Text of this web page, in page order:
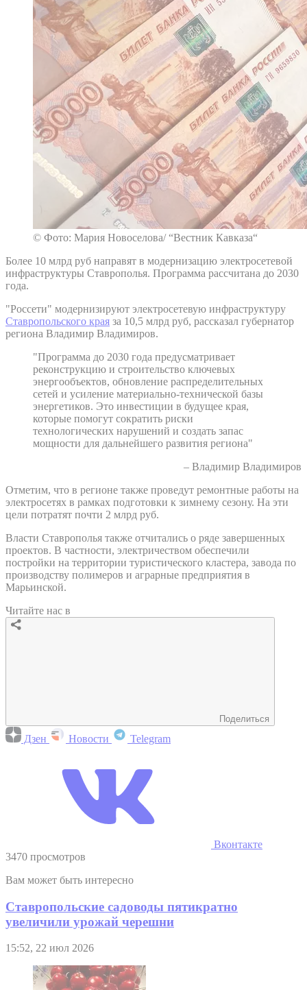
© Фото: Мария Новоселова/ “Вестник Кавказа“
Более 10 млрд руб направят в модернизацию электросетевой
инфраструктуры Ставрополья. Программа рассчитана до 2030
года.
"Россети" модернизируют электросетевую инфраструктуру
Ставропольского края за 10,5 млрд руб, рассказал губернатор
региона Владимир Владимиров.
"Программа до 2030 года предусматривает
реконструкцию и строительство ключевых
энергообъектов, обновление распределительных
сетей и усиление материально-технической базы
энергетиков. Это инвестиции в будущее края,
которые помогут сократить риски
технологических нарушений и создать запас
мощности для дальнейшего развития региона"
– Владимир Владимиров
Отметим, что в регионе также проведут ремонтные работы на
электросетях в рамках подготовки к зимнему сезону. На эти
цели потратят почти 2 млрд руб.
Власти Ставрополья также отчитались о ряде завершенных
проектов. В частности, электричеством обеспечили
постройки на территории туристического кластера, завода по
производству полимеров и аграрные предприятия в
Марьинской.
Читайте нас в
Поделиться
Дзен Новости Telegram
Вконтакте
3470 просмотров
Вам может быть интересно
Ставропольские садоводы пятикратно
увеличили урожай черешни
15:52, 22 июл 2026